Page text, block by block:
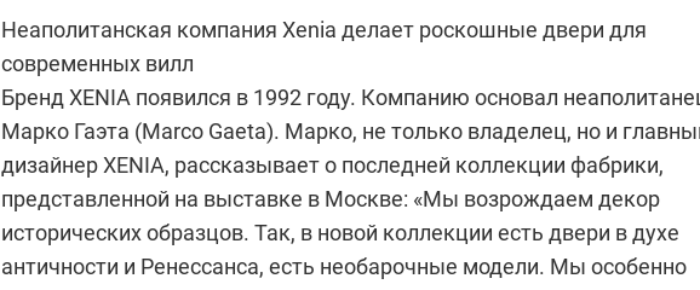
Неаполитанская компания Xenia делает роскошные двери для
современных вилл
Бренд XENIA появился в 1992 году. Компанию основал
Марко Гаэта (Marco Gaeta). Марко, не только владелец, но и
дизайнер XENIA, рассказывает о последней коллекции фабрики,
представленной на выставке в Москве: «Мы возрождаем декор
исторических образцов. Так, в новой коллекции есть двери в духе
античности и Ренессанса, есть необарочные модели. Мы особенно